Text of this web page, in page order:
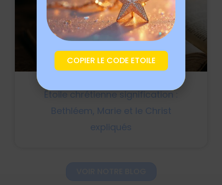
Étoile chrétienne signification :
Bethléem, Marie et le Christ
expliqués
COPIER LE CODE ETOILE